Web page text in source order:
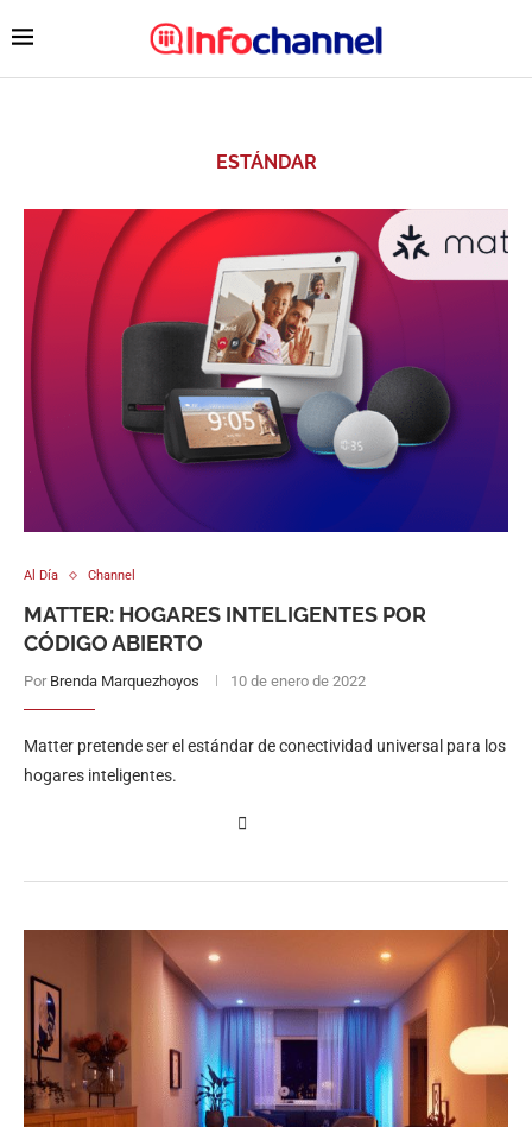
ESTÁNDAR
Al Día Channel
MATTER: HOGARES INTELIGENTES POR
CÓDIGO ABIERTO
Por Brenda Marquezhoyos 10 de enero de 2022
Matter pretende ser el estándar de conectividad universal para los
hogares inteligentes.